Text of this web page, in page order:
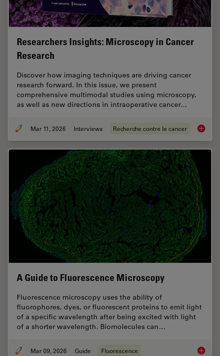
Researchers Insights: Microscopy in Cancer
Research
Discover how imaging techniques are driving cancer
research forward. In this issue, we present
comprehensive multimodal studies using microscopy,
as well as new directions in intraoperative cancer…
Mar 11, 2026 Interviews Recherche contre le cancer
A Guide to Fluorescence Microscopy
Fluorescence microscopy uses the ability of
fluorophores, dyes, or fluorescent proteins to emit light
of a specific wavelength after being excited with light
of a shorter wavelength. Biomolecules can…
Mar 09, 2026 Guide Fluorescence A